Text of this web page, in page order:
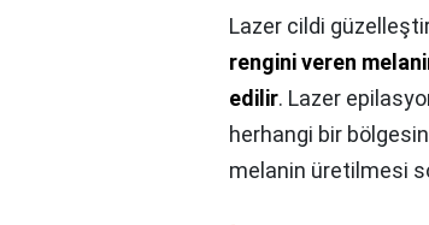
Lazer cildi
rengini veren
edilir. Lazer
herhangi bir
melanin üretilmesi